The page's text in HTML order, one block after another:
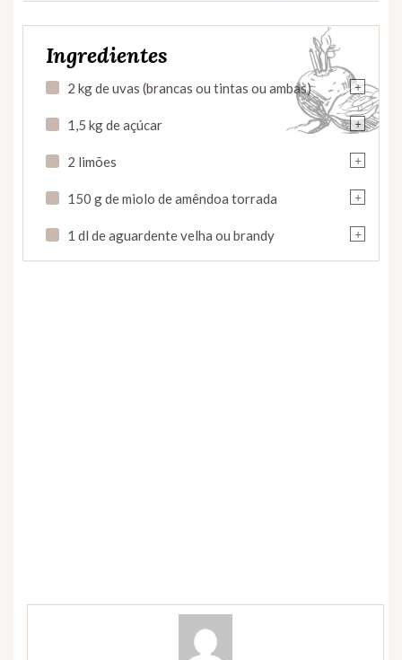
Ingredientes
+
2 kg de uvas (brancas ou tintas ou ambas)
+
1,5 kg de açúcar
+
2 limões
+
150 g de miolo de amêndoa torrada
+
1 dl de aguardente velha ou brandy